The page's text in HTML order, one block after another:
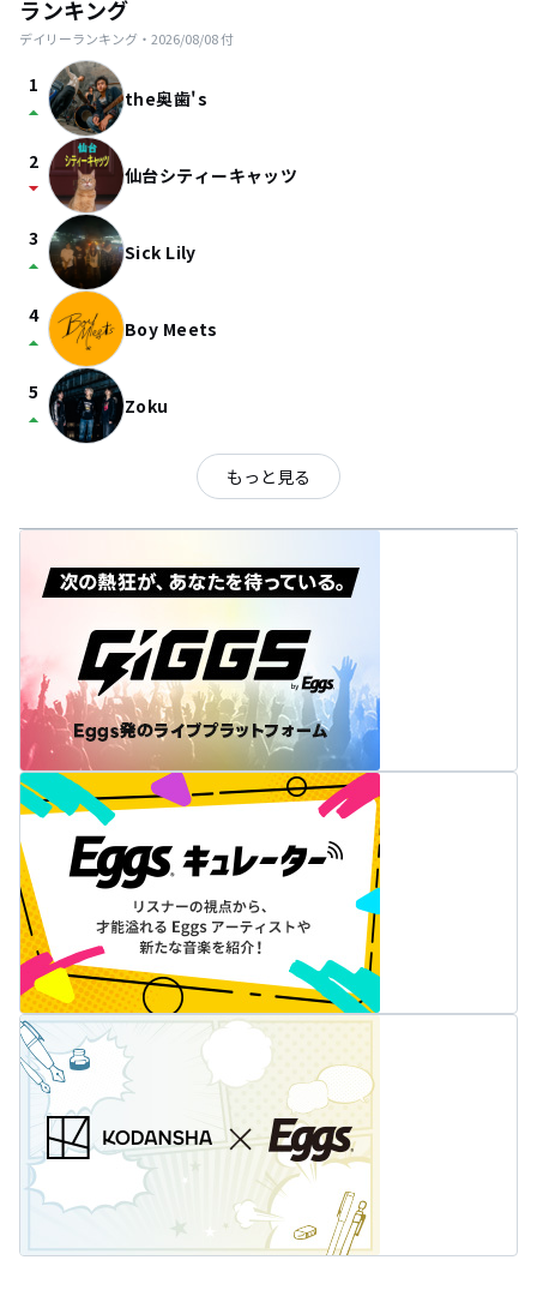
ランキング
デイリーランキング・ 2026/08/08付
1
arrow_drop_up the奥歯's
2
arrow_drop_down 仙台シティーキャッツ
3
arrow_drop_up Sick Lily
4
arrow_drop_up Boy Meets
5
arrow_drop_up Zoku
もっと見る